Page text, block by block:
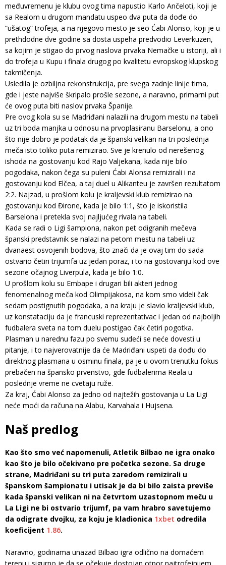
međuvremenu je klubu ovog tima napustio Karlo Ančeloti, koji je
sa Realom u drugom mandatu uspeo dva puta da dođe do
“ušatog” trofeja, a na njegovo mesto je seo Ćabi Alonso, koji je u
prethdodne dve godine sa dosta uspeha predvodio Leverkuzen,
sa kojim je stigao do prvog naslova prvaka Nemačke u istoriji, ali i
do trofeja u Kupu i finala drugog po kvalitetu evropskog klupskog
takmičenja.
Usledila je ozbiljna rekonstrukcija, pre svega zadnje linije tima,
gde i jeste najviše škripalo prošle sezone, a naravno, primarni put
će ovog puta biti naslov prvaka Španije.
Pre ovog kola su se Madriđani nalazili na drugom mestu na tabeli
uz tri boda manjka u odnosu na prvoplasiranu Barselonu, a ono
što nije dobro je podatak da je španski velikan na tri poslednja
meča isto toliko puta remizirao. Sve je krenulo od nerešenog
ishoda na gostovanju kod Rajo Valjekana, kada nije bilo
pogodaka, nakon čega su puleni Ćabi Alonsa remizirali i na
gostovanju kod Elčea, a taj duel u Alikanteu je završen rezultatom
2:2. Najzad, u prošlom kolu je kraljevski klub remizirao na
gostovanju kod Đirone, kada je bilo 1:1, što je iskoristila
Barselona i pretekla svoj najljućeg rivala na tabeli.
Kada se radi o Ligi šampiona, nakon pet odigranih mečeva
španski predstavnik se nalazi na petom mestu na tabeli uz
dvanaest osvojenih bodova, što znači da je ovaj tim do sada
ostvario četiri trijumfa uz jedan poraz, i to na gostovanju kod ove
sezone očajnog Liverpula, kada je bilo 1:0.
U prošlom kolu su Embape i drugari bili akteri jednog
fenomenalnog meča kod Olimpijakosa, na kom smo videli čak
sedam postignutih pogodaka, a na kraju je slavio kraljevski klub,
uz konstataciju da je francuski reprezentativac i jedan od najboljih
fudbalera sveta na tom duelu postigao čak četiri pogotka.
Plasman u narednu fazu po svemu sudeći se neće dovesti u
pitanje, i to najverovatnije da će Madriđani uspeti da dođu do
direktnog plasmana u osminu finala, pa je u ovom trenutku fokus
prebačen na špansko prvenstvo, gde fudbalerima Reala u
poslednje vreme ne cvetaju ruže.
Za kraj, Ćabi Alonso za jedno od najtežih gostovanja u La Ligi
neće moći da računa na Alabu, Karvahala i Hujsena.
Naš predlog
Kao što smo već napomenuli, Atletik Bilbao ne igra onako
kao što je bilo očekivano pre početka sezone. Sa druge
strane, Madriđani su tri puta zaredom remizirali u
španskom šampionatu i utisak je da bi bilo zaista previše
kada španski velikan ni na četvrtom uzastopnom meču u
La Ligi ne bi ostvario trijumf, pa vam hrabro savetujemo
da odigrate dvojku, za koju je kladionica 1xbet odredila
koeficijent 1.86.
Naravno, godinama unazad Bilbao igra odlično na domaćem